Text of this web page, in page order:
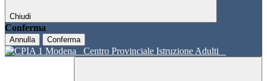
Chiudi
Conferma
Annulla Conferma
Centro Provinciale Istruzione Adulti